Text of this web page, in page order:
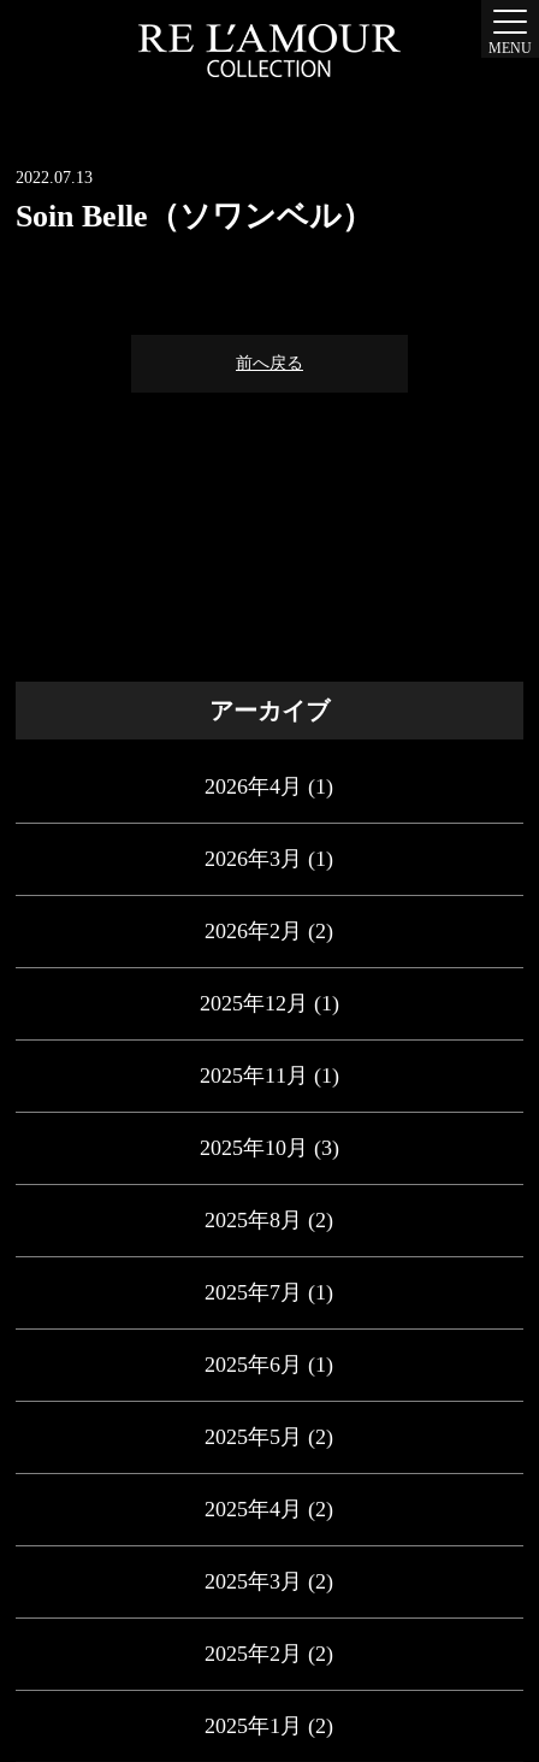
MENU
2022.07.13
Soin Belle（ソワンベル）
前へ戻る
アーカイブ
2026年4月 (1)
2026年3月 (1)
2026年2月 (2)
2025年12月 (1)
2025年11月 (1)
2025年10月 (3)
2025年8月 (2)
2025年7月 (1)
2025年6月 (1)
2025年5月 (2)
2025年4月 (2)
2025年3月 (2)
2025年2月 (2)
2025年1月 (2)